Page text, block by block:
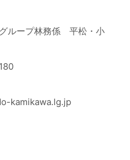
ループ林務係 平松・小
kamikawa.lg.jp